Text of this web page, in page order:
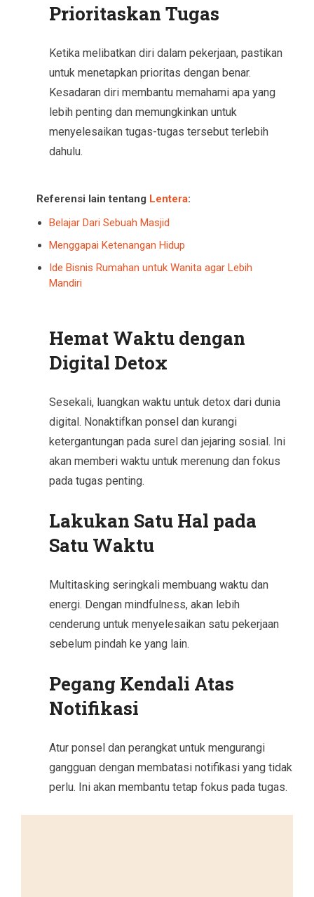
Prioritaskan Tugas
Ketika melibatkan diri dalam pekerjaan, pastikan
untuk menetapkan prioritas dengan benar.
Kesadaran diri membantu memahami apa yang
lebih penting dan memungkinkan untuk
menyelesaikan tugas-tugas tersebut terlebih
dahulu.
Referensi lain tentang Lentera:
Belajar Dari Sebuah Masjid
Menggapai Ketenangan Hidup
Ide Bisnis Rumahan untuk Wanita agar Lebih
Mandiri
Hemat Waktu dengan
Digital Detox
Sesekali, luangkan waktu untuk detox dari dunia
digital. Nonaktifkan ponsel dan kurangi
ketergantungan pada surel dan jejaring sosial. Ini
akan memberi waktu untuk merenung dan fokus
pada tugas penting.
Lakukan Satu Hal pada
Satu Waktu
Multitasking seringkali membuang waktu dan
energi. Dengan mindfulness, akan lebih
cenderung untuk menyelesaikan satu pekerjaan
sebelum pindah ke yang lain.
Pegang Kendali Atas
Notifikasi
Atur ponsel dan perangkat untuk mengurangi
gangguan dengan membatasi notifikasi yang tidak
perlu. Ini akan membantu tetap fokus pada tugas.